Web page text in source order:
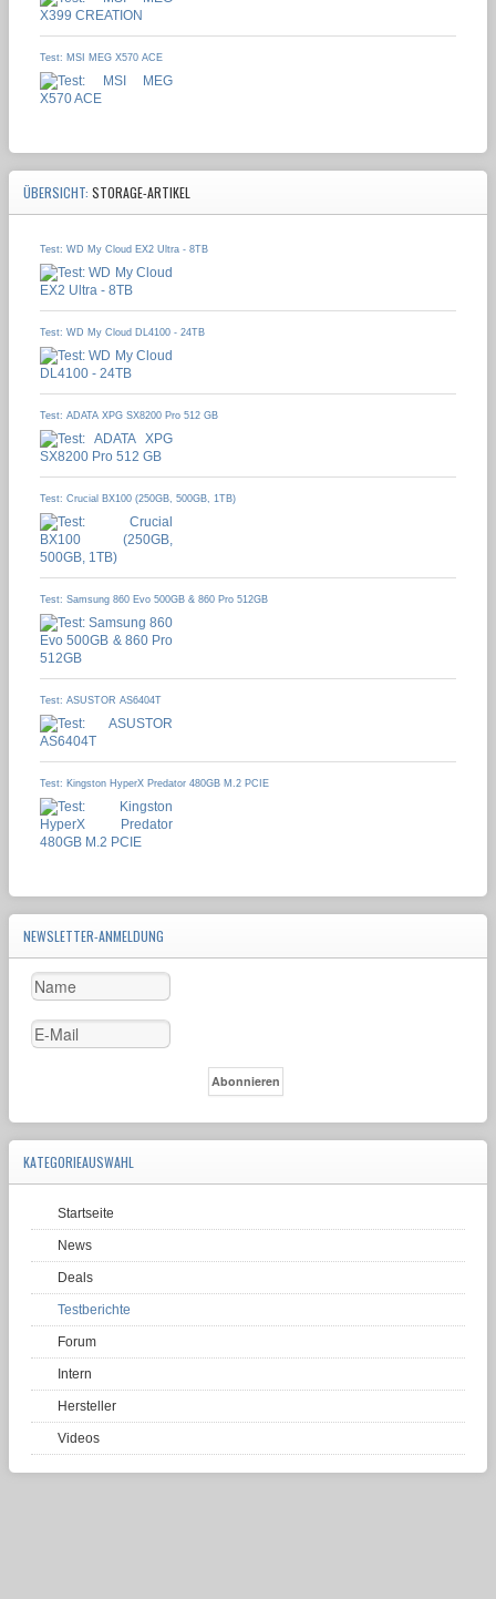
Test: MSI MEG X570 ACE
ÜBERSICHT: STORAGE-ARTIKEL
Test: WD My Cloud EX2 Ultra - 8TB
Test: WD My Cloud DL4100 - 24TB
Test: ADATA XPG SX8200 Pro 512 GB
Test: Crucial BX100 (250GB, 500GB, 1TB)
Test: Samsung 860 Evo 500GB & 860 Pro 512GB
Test: ASUSTOR AS6404T
Test: Kingston HyperX Predator 480GB M.2 PCIE
NEWSLETTER-ANMELDUNG
KATEGORIEAUSWAHL
Startseite
News
Deals
Testberichte
Forum
Intern
Hersteller
Videos